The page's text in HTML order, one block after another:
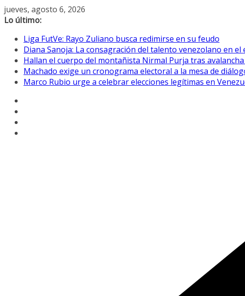
Saltar
al
jueves, agosto 6, 2026
Lo último:
Liga FutVe: Rayo Zuliano busca redimirse en su feudo
Diana Sanoja: La consagración del talento venezolano en
Hallan el cuerpo del montañista Nirmal Purja tras
Machado exige un cronograma electoral a la mesa de
Marco Rubio urge a celebrar elecciones legítimas en